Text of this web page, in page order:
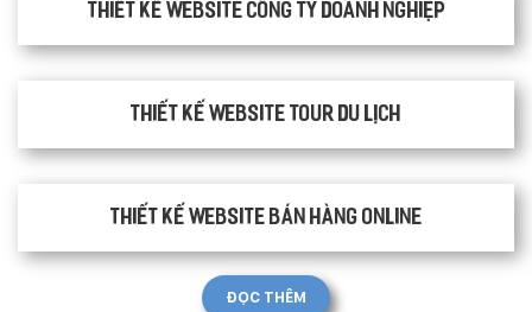
Thiết kế website công ty doanh nghiệp
Thiết kế website tour du lịch
Thiết kế website bán hàng Online
ĐỌC THÊM